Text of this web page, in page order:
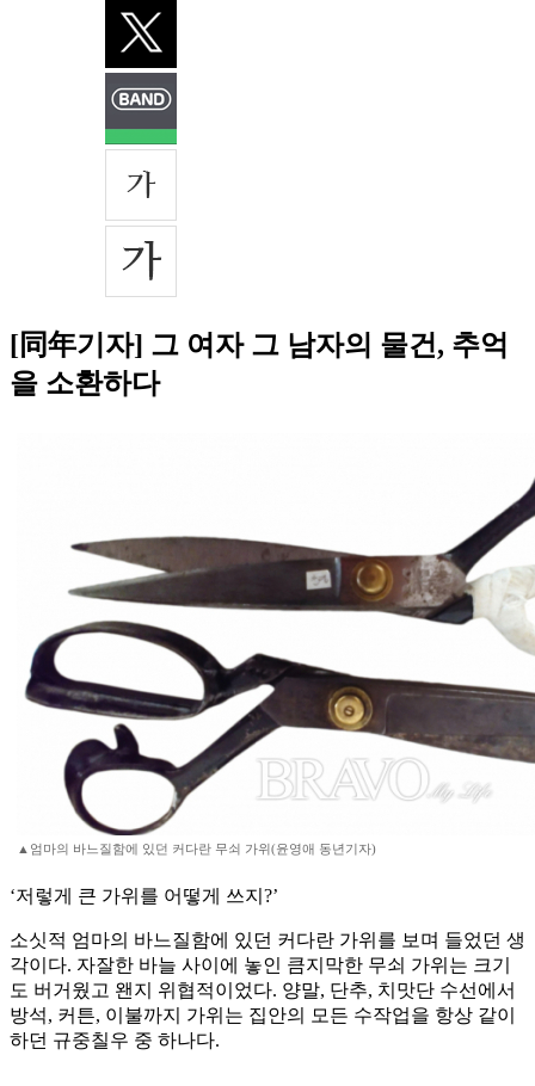
[同年기자] 그 여자 그 남자의 물건, 추억
을 소환하다
▲엄마의 바느질함에 있던 커다란 무쇠 가위(윤영애 동년기자)
‘저렇게 큰 가위를 어떻게 쓰지?’
소싯적 엄마의 바느질함에 있던 커다란 가위를 보며 들었던 생
각이다. 자잘한 바늘 사이에 놓인 큼지막한 무쇠 가위는 크기
도 버거웠고 왠지 위협적이었다. 양말, 단추, 치맛단 수선에서
방석, 커튼, 이불까지 가위는 집안의 모든 수작업을 항상 같이
하던 규중칠우 중 하나다.